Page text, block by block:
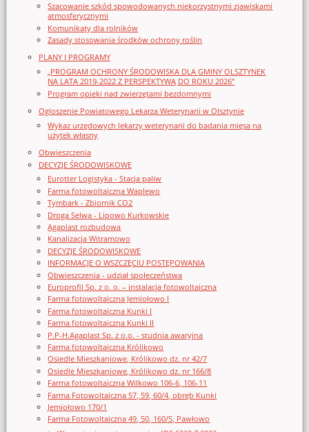
Szacowanie szkód spowodowanych niekorzystnymi zjawiskami
atmosferycznymi
Komunikaty dla rolników
Zasady stosowania środków ochrony roślin
PLANY I PROGRAMY
„PROGRAM OCHRONY ŚRODOWISKA DLA GMINY OLSZTYNEK
NA LATA 2019-2022 Z PERSPEKTYWĄ DO ROKU 2026”
Program opieki nad zwierzętami bezdomnymi
Ogloszenie Powiatowego Lekarza Weterynarii w Olsztynie
Wykaz urzędowych lekarzy weterynarii do badania mięsa na
użytek własny
Obwieszczenia
DECYZJE ŚRODOWISKOWE
Eurotter Logistyka - Stacja paliw
Farma fotowoltaiczna Waplewo
Tymbark - Zbiornik CO2
Droga Selwa - Lipowo Kurkowskie
Agaplast rozbudowa
Kanalizacja Witramowo
DECYZJE ŚRODOWISKOWE
INFORMACJE O WSZCZĘCIU POSTĘPOWANIA
Obwieszczenia - udział społeczeństwa
Europrofil Sp. z o. o. – instalacja fotowoltaiczna
Farma fotowoltaiczna Jemiołowo I
Farma fotowoltaiczna Kunki I
Farma fotowoltaiczna Kunki II
P.P-H.Agaplast Sp. z o.o. - studnia awaryjna
Farma fotowoltaiczna Królikowo
Osiedle Mieszkaniowe, Królikowo dz. nr 42/7
Osiedle Mieszkaniowe, Królikowo dz. nr 166/8
Farma fotowoltaiczna Wilkowo 106-6, 106-11
Farma Fotowoltaiczna 57, 59, 60/4, obręb Kunki
Jemiołowo 170/1
Farma Fotowoltaiczna 49, 50, 160/5, Pawłowo